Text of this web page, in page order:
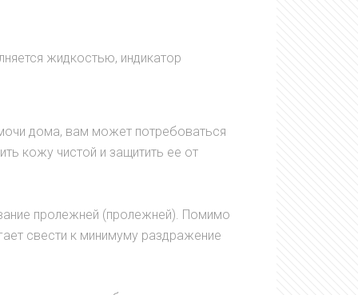
жидкостью, индикатор
дома, вам может потребоваться
кожу чистой и защитить ее от
пролежней (пролежней). Помимо
свести к минимуму раздражение